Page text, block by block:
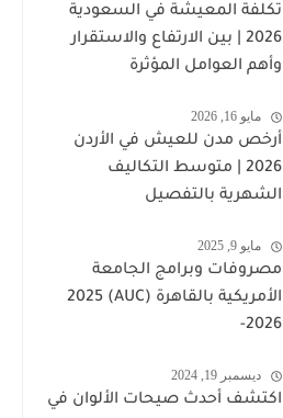
تكلفة المعيشة في السعودية
2026 | بين الارتفاع والاستقرار
وأهم العوامل المؤثرة
مايو 16, 2026
أرخص مدن للعيش في الأردن
2026 | متوسط التكاليف
الشهرية بالتفصيل
مايو 9, 2025
مصروفات وبرامج الجامعة
الأمريكية بالقاهرة (AUC) 2025
-2026
ديسمبر 19, 2024
اكتشف أحدث صيحات الألوان في